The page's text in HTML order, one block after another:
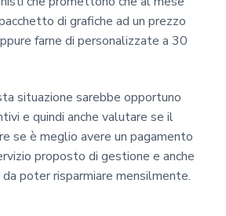
di grafiche ad un prezzo
farne di personalizzate a 30
situazione sarebbe opportuno
e quindi anche valutare se il
se è meglio avere un pagamento
proposto di gestione e anche
poter risparmiare mensilmente.